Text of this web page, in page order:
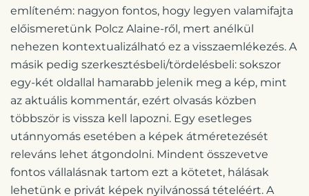
említeném: nagyon fontos, hogy legyen valamifajta
előismeretünk Polcz Alaine-ről, mert anélkül
nehezen kontextualizálható ez a visszaemlékezés. A
másik pedig szerkesztésbeli/tördelésbeli: sokszor
egy-két oldallal hamarabb jelenik meg a kép, mint
az aktuális kommentár, ezért olvasás közben
többször is vissza kell lapozni. Egy esetleges
utánnyomás esetében a képek átméretezését
releváns lehet átgondolni. Mindent összevetve
fontos vállalásnak tartom ezt a kötetet, hálásak
lehetünk e privát képek nyilvánossá tételéért. A